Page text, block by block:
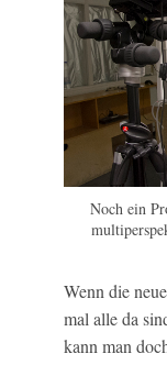
Noch ein
Wenn die
mal alle da
kann man